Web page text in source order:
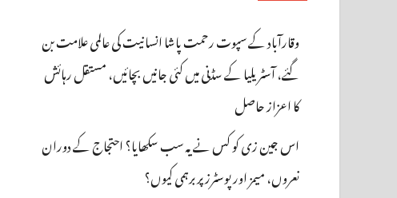
وقارآباد کے سپوت رحمت پاشا انسانیت کی عالمی علامت بن
گئے، آسٹریلیا کے سڈنی میں کئی جانیں بچائیں، مستقل رہائش
کا اعزاز حاصل
اس جین زی کو کس نے یہ سب سکھایا؟ احتجاج کے دوران
نعروں، میمز اور پوسٹرز پر برہمی کیوں؟